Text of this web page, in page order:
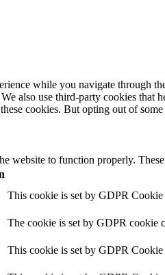
while you navigate through
also use third-party cookies
cookies. But opting out of
website to function properly.
This cookie is set by GDPR
The cookie is set by GDPR cookie
This cookie is set by GDPR Cookie